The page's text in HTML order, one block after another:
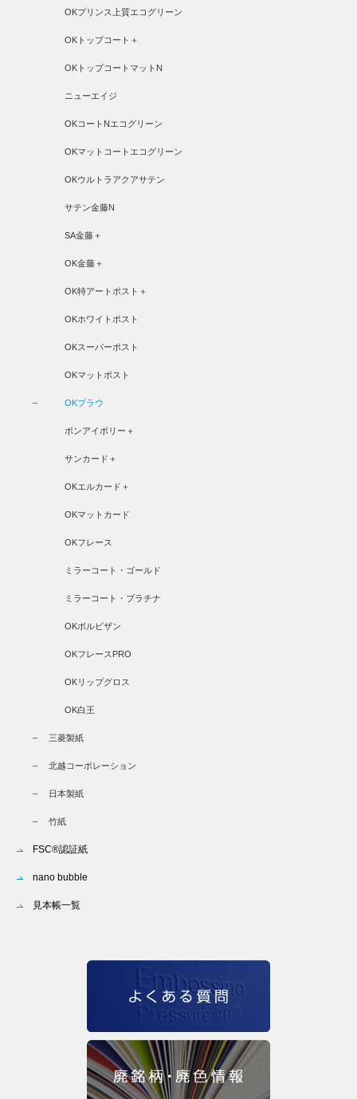
OKプリンス上質エコグリーン
OKトップコート＋
OKトップコートマットN
ニューエイジ
OKコートNエコグリーン
OKマットコートエコグリーン
OKウルトラアクアサテン
サテン金藤N
SA金藤＋
OK金藤＋
OK特アートポスト＋
OKホワイトポスト
OKスーパーポスト
OKマットポスト
OKプラウ
ボンアイボリー＋
サンカード＋
OKエルカード＋
OKマットカード
OKフレース
ミラーコート・ゴールド
ミラーコート・プラチナ
OKボルビザン
OKフレースPRO
OKリップグロス
OK白王
三菱製紙
北越コーポレーション
日本製紙
竹紙
FSC®認証紙
nano bubble
見本帳一覧